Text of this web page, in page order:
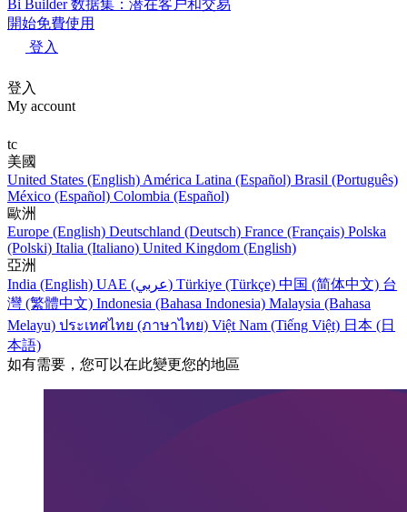
Bi Builder 数据集：潜在客户和交易
開始免費使用
登入
登入
My account
tc
美國
United States (English) América Latina (Español) Brasil (Português)
México (Español) Colombia (Español)
歐洲
Europe (English) Deutschland (Deutsch) France (Français) Polska
(Polski) Italia (Italiano) United Kingdom (English)
亞洲
India (English)
UAE (عربي) Türkiye (Türkçe) 中国 (简体中文) 台
灣 (繁體中文) Indonesia (Bahasa Indonesia) Malaysia (Bahasa
Melayu) ประเทศไทย (ภาษาไทย) Việt Nam (Tiếng Việt) 日本 (日
本語)
如有需要，您可以在此變更您的地區